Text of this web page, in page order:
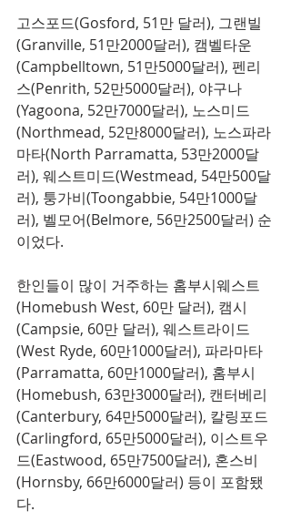
고스포드(Gosford, 51만 달러), 그랜빌
(Granville, 51만2000달러), 캠벨타운
(Campbelltown, 51만5000달러), 펜리
스(Penrith, 52만5000달러), 야구나
(Yagoona, 52만7000달러), 노스미드
(Northmead, 52만8000달러), 노스파라
마타(North Parramatta, 53만2000달
러), 웨스트미드(Westmead, 54만500달
러), 퉁가비(Toongabbie, 54만1000달
러), 벨모어(Belmore, 56만2500달러) 순
이었다.
한인들이 많이 거주하는 홈부시웨스트
(Homebush West, 60만 달러), 캠시
(Campsie, 60만 달러), 웨스트라이드
(West Ryde, 60만1000달러), 파라마타
(Parramatta, 60만1000달러), 홈부시
(Homebush, 63만3000달러), 캔터베리
(Canterbury, 64만5000달러), 칼링포드
(Carlingford, 65만5000달러), 이스트우
드(Eastwood, 65만7500달러), 혼스비
(Hornsby, 66만6000달러) 등이 포함됐
다.